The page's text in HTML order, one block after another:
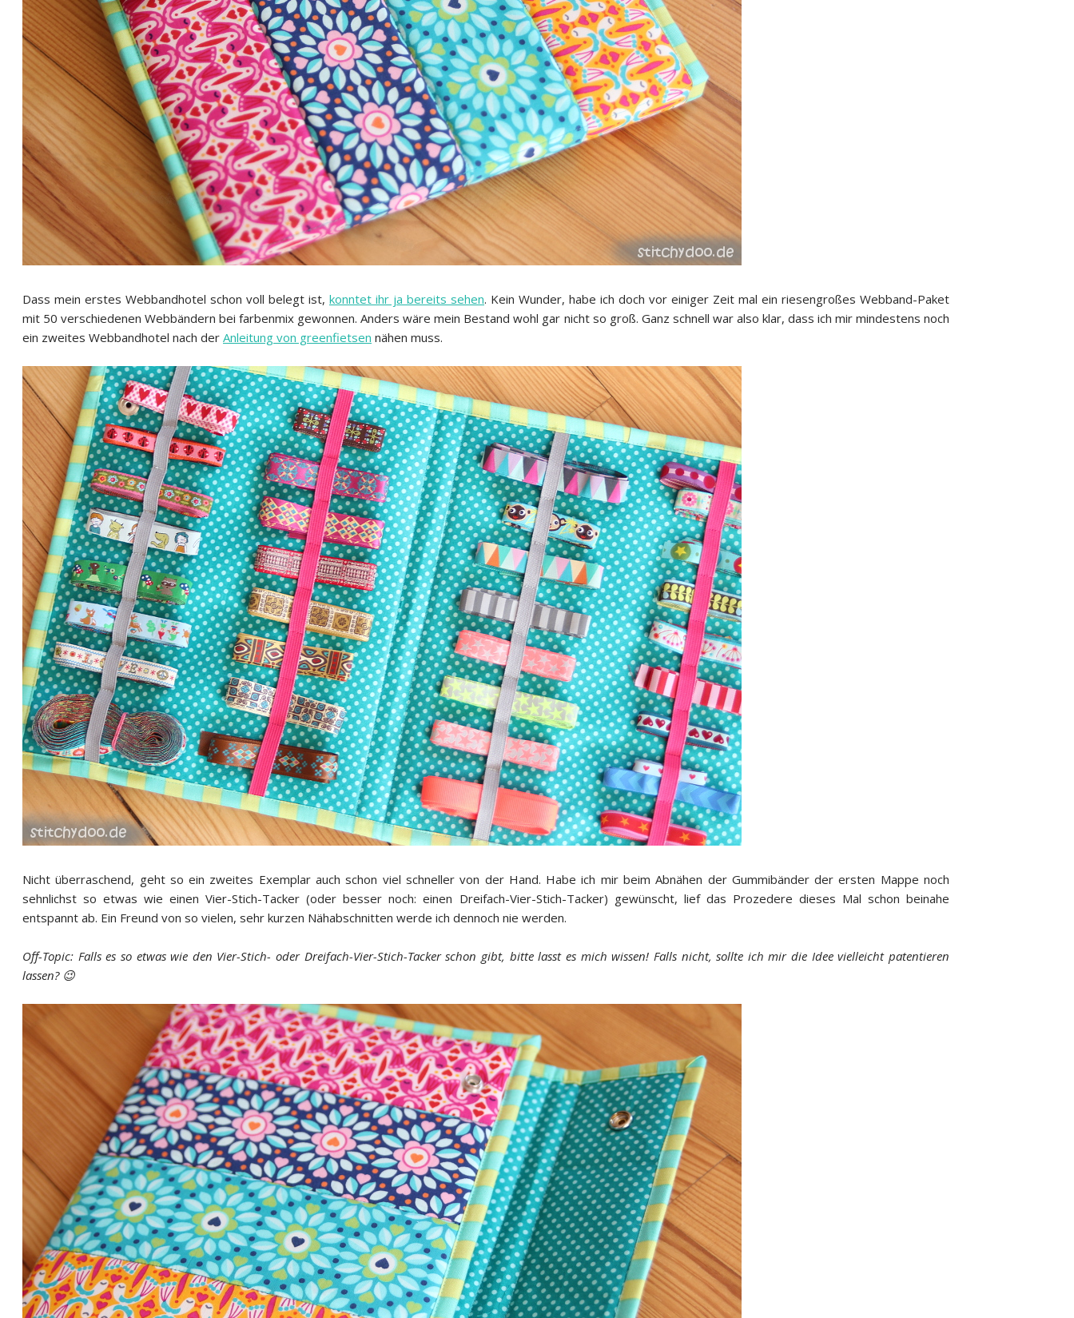
Dass mein erstes Webbandhotel schon voll belegt ist, konntet ihr ja bereits sehen. Kein Wunder, habe ich doch vor einiger Zeit mal ein riesengroßes Webband-Paket
mit 50 verschiedenen Webbändern bei farbenmix gewonnen. Anders wäre mein Bestand wohl gar nicht so groß. Ganz schnell war also klar, dass ich mir mindestens noch
ein zweites Webbandhotel nach der Anleitung von greenfietsen nähen muss.
Nicht überraschend, geht so ein zweites Exemplar auch schon viel schneller von der Hand. Habe ich mir beim Abnähen der Gummibänder der ersten Mappe noch
sehnlichst so etwas wie einen Vier-Stich-Tacker (oder besser noch: einen Dreifach-Vier-Stich-Tacker) gewünscht, lief das Prozedere dieses Mal schon beinahe
entspannt ab. Ein Freund von so vielen, sehr kurzen Nähabschnitten werde ich dennoch nie werden.
Off-Topic: Falls es so etwas wie den Vier-Stich- oder Dreifach-Vier-Stich-Tacker schon gibt, bitte lasst es mich wissen! Falls nicht, sollte ich mir die Idee vielleicht patentieren
lassen? 😉